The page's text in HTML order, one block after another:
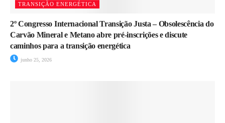
TRANSIÇÃO ENERGÉTICA
2º Congresso Internacional Transição Justa – Obsolescência do
Carvão Mineral e Metano abre pré-inscrições e discute
caminhos para a transição energética
junho 25, 2026